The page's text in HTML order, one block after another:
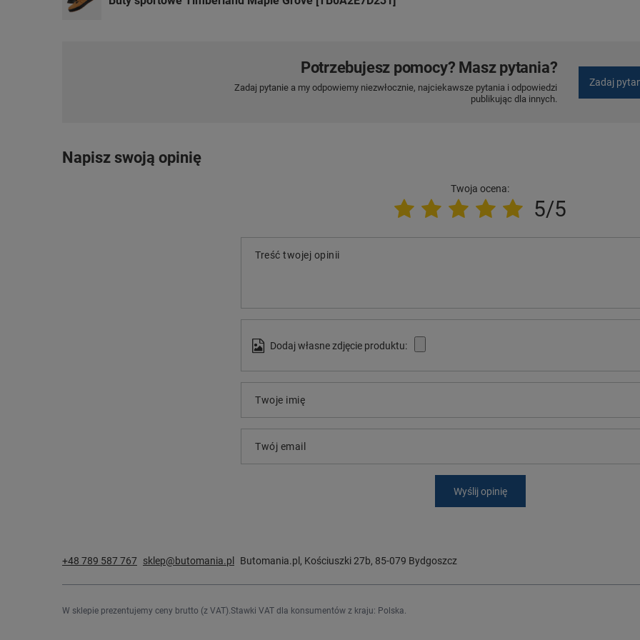
Potrzebujesz pomocy? Masz pytania?
Zadaj pytanie a my odpowiemy niezwłocznie, najciekawsze pytania i odpowiedzi
publikując dla innych.
Zadaj
Napisz swoją opinię
Twoja ocena:
5/5
Treść twojej opinii
Dodaj własne zdjęcie produktu:
Twoje imię
Twój email
Wyślij opinię
+48 789 587 767 sklep@butomania.pl Butomania.pl , Kościuszki 27b, 85-079 Bydgoszcz
W sklepie prezentujemy ceny brutto (z VAT). Stawki VAT dla konsumentów z kraju: Polska